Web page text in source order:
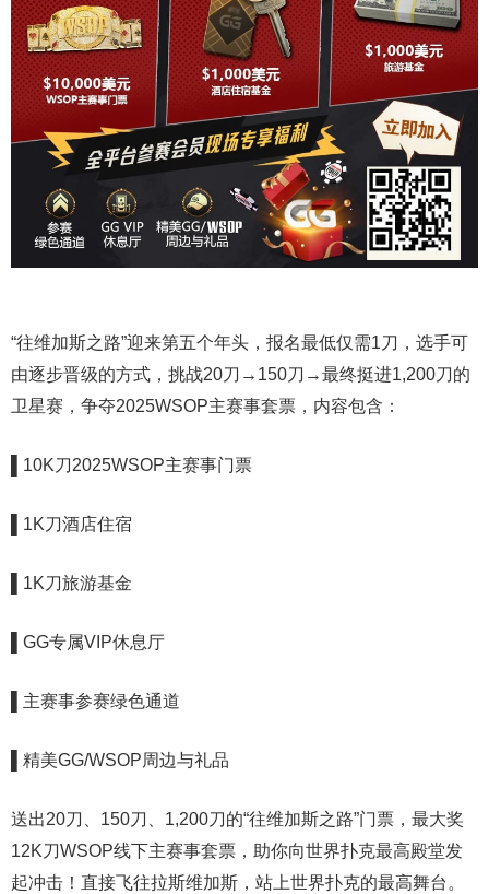
“往维加斯之路”迎来第五个年头，报名最低仅需1刀，选手可
由逐步晋级的方式，挑战20刀→150刀→最终挺进1,200刀的
卫星赛，争夺2025WSOP主赛事套票，内容包含：
10K刀2025WSOP主赛事门票
▌1K刀酒店住宿
▌1K刀旅游基金
▌GG专属VIP休息厅
▌主赛事参赛绿色通道
▌精美GG/WSOP周边与礼品
送出20刀、150刀、1,200刀的“往维加斯之路”门票，最大奖
12K刀WSOP线下主赛事套票，助你向世界扑克最高殿堂发
起冲击！直接飞往拉斯维加斯，站上世界扑克的最高舞台。